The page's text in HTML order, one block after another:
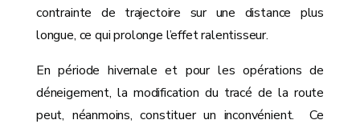
contrainte de trajectoire sur une distance plus
longue, ce qui prolonge l’effet ralentisseur.
En période hivernale et pour les opérations de
déneigement, la modification du tracé de la route
peut, néanmoins, constituer un inconvénient. Ce